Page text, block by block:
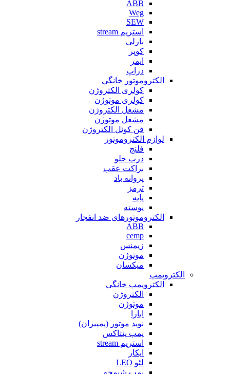
ABB
Weg
SEW
استریم stream
بارلی
کوپر
ایمر
دراپ
الکتروموتور خانگی
کولری الکتروژن
کولری موتوژن
مشعل الکتروژن
مشعل موتوژن
فن کوئل الکتروژن
لوازم الکتروموتور
فلنج
درب جلو
براکت عقب
پروانه باد
ترمز
پایه
پوسته
الکتروموتورهای ضد انفجار
ABB
cemp
زیمنس
موتوژن
میکسان
الکتروپمپ
الکتروپمپ خانگی
الکتروژن
موتوژن
ابارا
نوید موتور (پمپیران)
پمپ پنتاکس
استریم stream
ایکار
لئو LEO